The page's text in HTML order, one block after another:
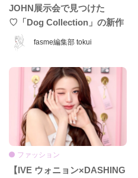
fasme編集部 tokui
JOHN展示会で見つけた
♡「Dog Collection」の新作
ルームウェアが可愛すぎる！
ファッション
【IVE ウォニョン×DASHING